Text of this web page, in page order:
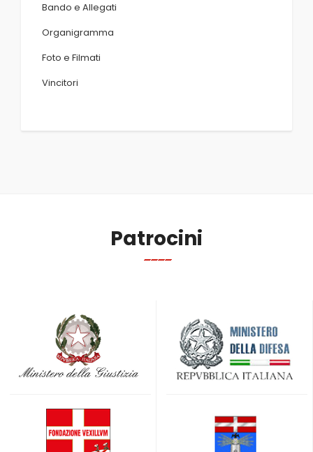
Bando e Allegati
Organigramma
Foto e Filmati
Vincitori
Patrocini